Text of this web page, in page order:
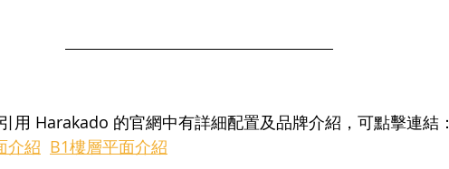
用 Harakado 的官網中有詳細配置及品牌介紹，可點擊連結：
介紹 B1樓層平面介紹